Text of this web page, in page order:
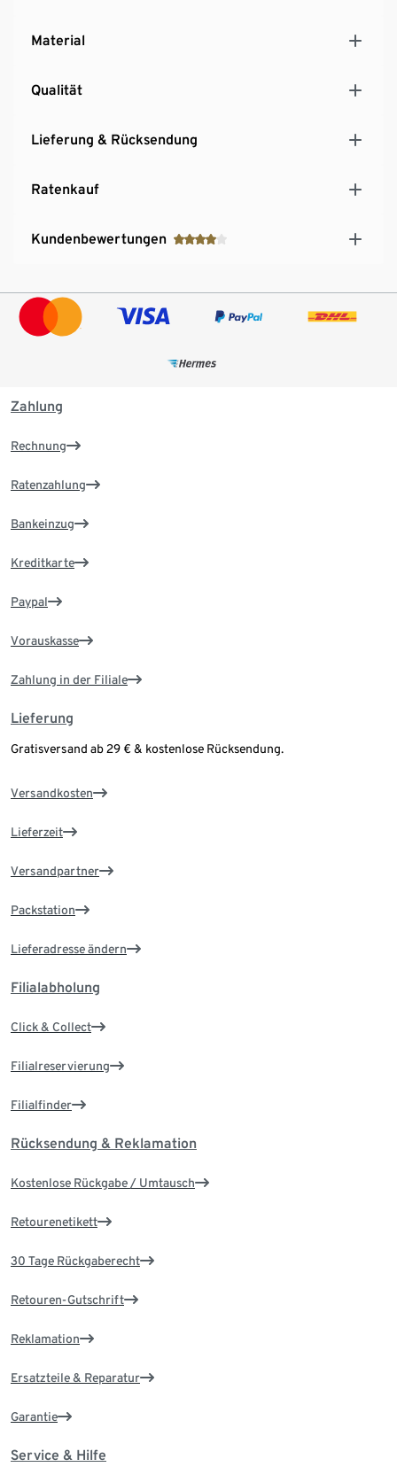
Material
Qualität
Lieferung & Rücksendung
Ratenkauf
Kundenbewertungen
Zahlung
Rechnung
Ratenzahlung
Bankeinzug
Kreditkarte
Paypal
Vorauskasse
Zahlung in der Filiale
Lieferung
Gratisversand ab 29 € & kostenlose Rücksendung.
Versandkosten
Lieferzeit
Versandpartner
Packstation
Lieferadresse ändern
Filialabholung
Click & Collect
Filialreservierung
Filialfinder
Rücksendung & Reklamation
Kostenlose Rückgabe / Umtausch
Retourenetikett
30 Tage Rückgaberecht
Retouren-Gutschrift
Reklamation
Ersatzteile & Reparatur
Garantie
Service & Hilfe